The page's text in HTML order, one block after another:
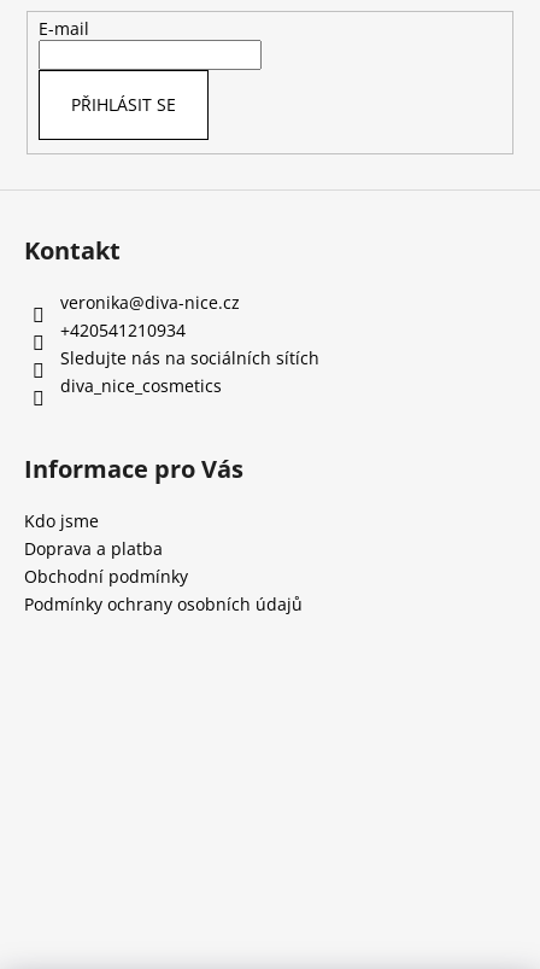
E-mail
PŘIHLÁSIT SE
Kontakt
veronika@diva-nice.cz
+420541210934
Sledujte nás na sociálních sítích
diva_nice_cosmetics
Informace pro Vás
Kdo jsme
Doprava a platba
Obchodní podmínky
Podmínky ochrany osobních údajů